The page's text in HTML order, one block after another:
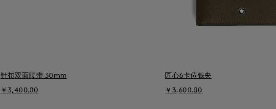
针扣双面腰带 30mm
￥3,400.00
匠心6卡位钱夹
￥3,600.00